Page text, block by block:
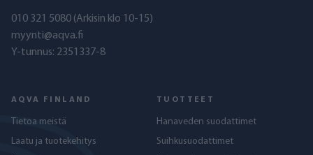
010 321 5080 (Arkisin klo 10-15)
myynti@aqva.fi
Y-tunnus: 2351337-8
AQVA FINLAND
Tietoa meistä
Laatu ja tuotekehitys
TUOTTEET
Hanaveden suodattimet
Suihkusuodattimet